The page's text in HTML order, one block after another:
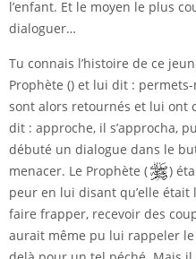
l’enfant. Et le moyen le plus
dialoguer…
Tu connais l’histoire de ce
Prophète () et lui dit : permets-
sont alors retournés et lui ont
dit : approche, il s’approcha,
débuté un dialogue dans le
menacer. Le Prophète (
)
peur en lui disant qu’elle était
faire frapper, recevoir des
aurait même pu lui rappeler